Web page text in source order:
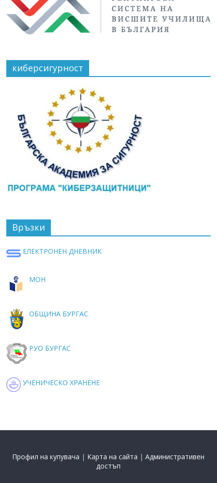
киберсигурност
Връзки
ЕЛЕКТРОНЕН ДНЕВНИК
МОН
ОБЩИНА БУРГАС
РУО БУРГАС
УЧЕНИЧЕСКО ХРАНЕНЕ
Профил на купувача | Карта на сайта |Административен
достъп